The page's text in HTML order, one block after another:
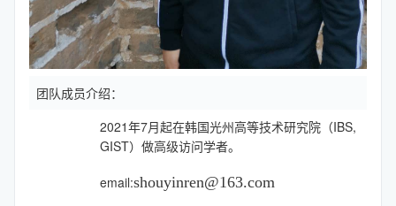
团队成员介绍：
2021年7月起在韩国光州高等技术研究院（IBS,
GIST）做高级访问学者。
email:shouyinren@163.com